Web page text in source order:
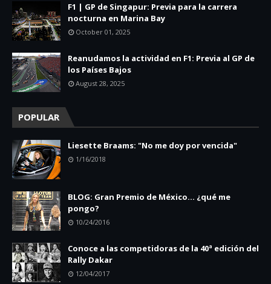
F1 | GP de Singapur: Previa para la carrera
nocturna en Marina Bay
October 01, 2025
Reanudamos la actividad en F1: Previa al GP de
los Países Bajos
August 28, 2025
POPULAR
Liesette Braams: "No me doy por vencida"
1/16/2018
BLOG: Gran Premio de México... ¿qué me
pongo?
10/24/2016
Conoce a las competidoras de la 40ª edición del
Rally Dakar
12/04/2017